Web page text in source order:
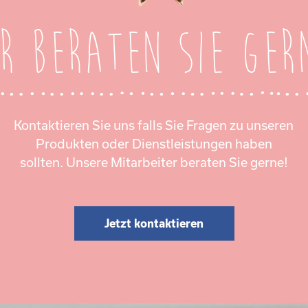
beraten Sie
Kontaktieren Sie uns falls Sie Fragen zu unseren
Produkten oder Dienstleistungen haben
sollten. Unsere Mitarbeiter beraten Sie gerne!
Jetzt kontaktieren